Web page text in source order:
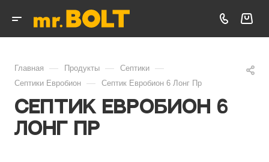
Главная — Продукты — Септики —
Септики Евробион — Септик Евробион 6 Лонг Пр
Септик Евробион 6
Лонг Пр